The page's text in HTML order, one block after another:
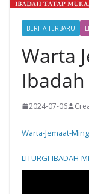
BERITA TERBARU
Warta
Ibadah
2024-07-06
Warta-Jemaat-
LITURGI-IBADAH-